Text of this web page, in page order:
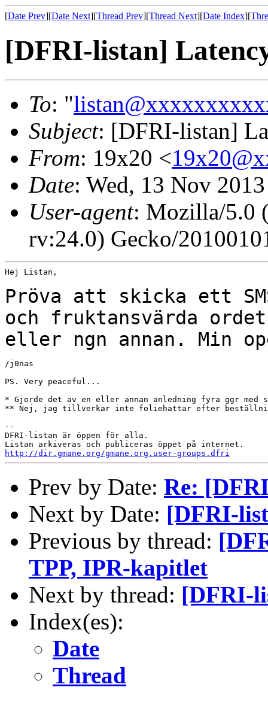
[Date Prev][Date Next][Thread Prev][Thread Next][Date Index][
[DFRI-listan]
To: "
Subject: [DFRI-listan]
From: 19x20 <
Date: Wed, 13 Nov
User-agent: Mozilla/5.0
rv:24.0) Gecko/
Hej Listan,
Pröva att skicka ett
och fruktansvärda
eller ngn annan. Min
/j0nas
PS. Very peaceful...
* Gjorde det av en eller annan anledning fyra ggr med
** Nej, jag tillverkar inte foliehattar efter
--
DFRI-listan är öppen för alla.
http://dir.gmane.org/gmane.org.user-groups.dfri
Prev by Date: Re:
Next by Date: [DFRI-
Previous by thread:
TPP, IPR-kapitlet
Next by thread: [DFRI-
Index(es):
Date
Thread